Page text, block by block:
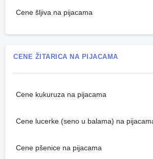
Cene šljiva na pijacama
CENE ŽITARICA NA PIJACAMA
Cene kukuruza na pijacama
Cene lucerke (seno u balama) na
Cene pšenice na pijacama